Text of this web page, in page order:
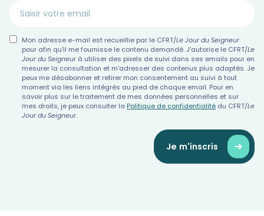
Mon adresse e-mail est recueillie par le CFRT/Le Jour du Seigneur
pour afin qu'il me fournisse le contenu demandé. J'autorise le CFRT/Le
Jour du Seigneurà utiliser des pixels de suivi dans ses emails pour en
mesurer la consultation et m'adresser des contenus plus adaptés. Je
peux me désabonner et retirer mon consentement au suivi à tout
moment via les liens intégrés au pied de chaque email. Pour en
savoir plus sur le traitement de mes données personnelles et sur
mes droits, je peux consulter la Politique de confidentialité du CFRT/Le
Jour du Seigneur.
Je m'inscris